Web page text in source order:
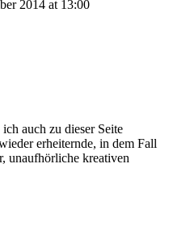
2014 at 13:00
auch zu dieser Seite
erheiternde, in dem Fall
unaufhörliche kreativen